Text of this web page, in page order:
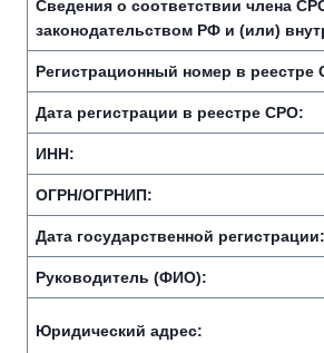
Сведения о соответствии члена
законодательством РФ и (или)
Регистрационный номер в реестре
Дата регистрации в реестре СРО:
ИНН:
ОГРН/ОГРНИП:
Дата государственной регистрации:
Руководитель (ФИО):
Юридический адрес: